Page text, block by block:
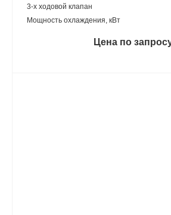
3-х ходовой клапан
Мощность охлаждения, кВт
Цена по